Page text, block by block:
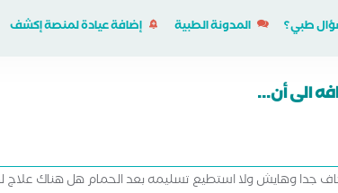
طبي؟ المدونة الطبية إضافة عيادة لمنصة إكشف
الى أن...
جدا وهايش ولا استطيع تسليمه بعد الحمام هل هناك علاج